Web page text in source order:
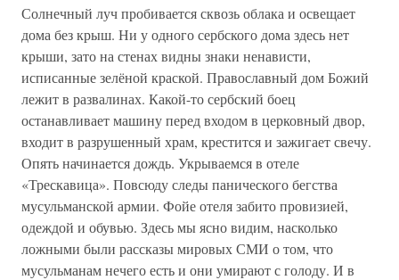
Солнечный луч пробивается сквозь облака и освещает
дома без крыш. Ни у одного сербского дома здесь нет
крыши, зато на стенах видны знаки ненависти,
исписанные зелёной краской. Православный дом Божий
лежит в развалинах. Какой-то сербский боец
останавливает машину перед входом в церковный двор,
входит в разрушенный храм, крестится и зажигает свечу.
Опять начинается дождь. Укрываемся в отеле
«Трескавица». Повсюду следы панического бегства
мусульманской армии. Фойе отеля забито провизией,
одеждой и обувью. Здесь мы ясно видим, насколько
ложными были рассказы мировых СМИ о том, что
мусульманам нечего есть и они умирают с голоду. И в